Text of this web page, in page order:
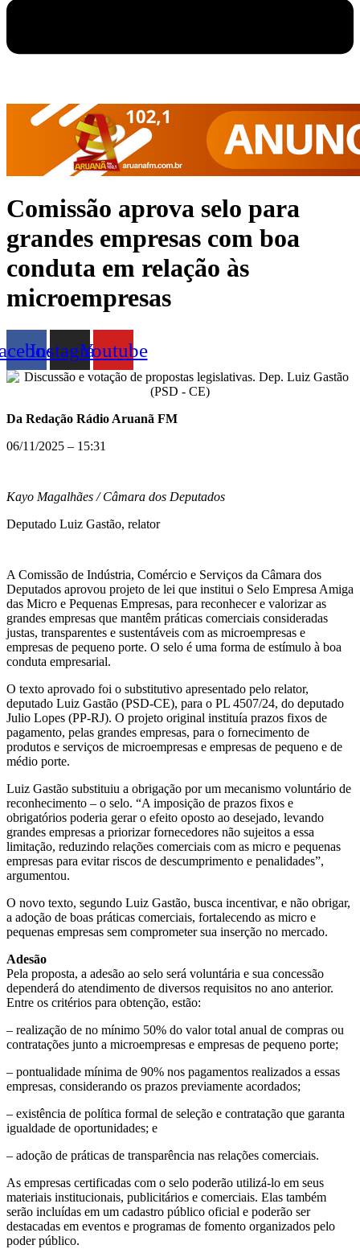
Comissão aprova selo para
grandes empresas com boa
conduta em relação às
microempresas
InstagramYoutube
Da Redação Rádio Aruanã FM
06/11/2025 – 15:31
Kayo Magalhães / Câmara dos Deputados
Deputado Luiz Gastão, relator
A Comissão de Indústria, Comércio e Serviços da Câmara dos
Deputados aprovou projeto de lei que institui o Selo Empresa Amiga
das Micro e Pequenas Empresas, para reconhecer e valorizar as
grandes empresas que mantêm práticas comerciais consideradas
justas, transparentes e sustentáveis com as microempresas e
empresas de pequeno porte. O selo é uma forma de estímulo à boa
conduta empresarial.
O texto aprovado foi o substitutivo apresentado pelo relator,
deputado Luiz Gastão (PSD-CE), para o PL 4507/24, do deputado
Julio Lopes (PP-RJ). O projeto original instituía prazos fixos de
pagamento, pelas grandes empresas, para o fornecimento de
produtos e serviços de microempresas e empresas de pequeno e de
médio porte.
Luiz Gastão substituiu a obrigação por um mecanismo voluntário de
reconhecimento – o selo. “A imposição de prazos fixos e
obrigatórios poderia gerar o efeito oposto ao desejado, levando
grandes empresas a priorizar fornecedores não sujeitos a essa
limitação, reduzindo relações comerciais com as micro e pequenas
empresas para evitar riscos de descumprimento e penalidades”,
argumentou.
O novo texto, segundo Luiz Gastão, busca incentivar, e não obrigar,
a adoção de boas práticas comerciais, fortalecendo as micro e
pequenas empresas sem comprometer sua inserção no mercado.
Adesão
Pela proposta, a adesão ao selo será voluntária e sua concessão
dependerá do atendimento de diversos requisitos no ano anterior.
Entre os critérios para obtenção, estão:
– realização de no mínimo 50% do valor total anual de compras ou
contratações junto a microempresas e empresas de pequeno porte;
– pontualidade mínima de 90% nos pagamentos realizados a essas
empresas, considerando os prazos previamente acordados;
– existência de política formal de seleção e contratação que garanta
igualdade de oportunidades; e
– adoção de práticas de transparência nas relações comerciais.
As empresas certificadas com o selo poderão utilizá-lo em seus
materiais institucionais, publicitários e comerciais. Elas também
serão incluídas em um cadastro público oficial e poderão ser
destacadas em eventos e programas de fomento organizados pelo
poder público.